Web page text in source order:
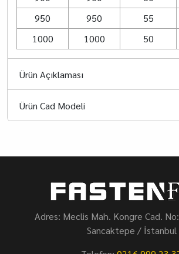
950
950 55
1000
1000 50
Ürün Açıklaması
Ürün Cad Modeli
Adres: Meclis Mah. Kongre Cad.
Sancaktepe / İstanbul